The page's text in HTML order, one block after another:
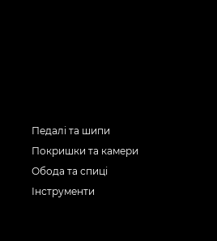
Педалі та шипи
Покришки та камери
Обода та спиці
Інструменти